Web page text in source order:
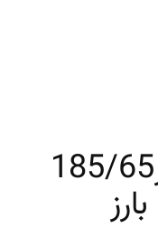
لاستیک(تایر)سایز185/65